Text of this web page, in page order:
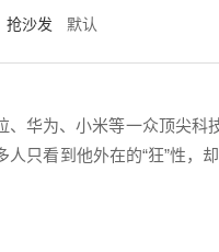
抢沙发 默认
华为、小米等一众顶尖科
只看到他外在的“狂”性，